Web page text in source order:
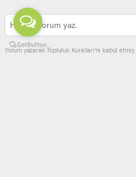
Yorum yazarak Topluluk Kuralları’nı kabul